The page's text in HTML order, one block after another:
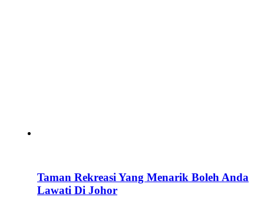
Taman Rekreasi Yang Menarik Boleh Anda
Lawati Di Johor